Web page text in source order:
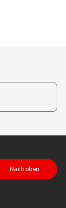
Nach oben